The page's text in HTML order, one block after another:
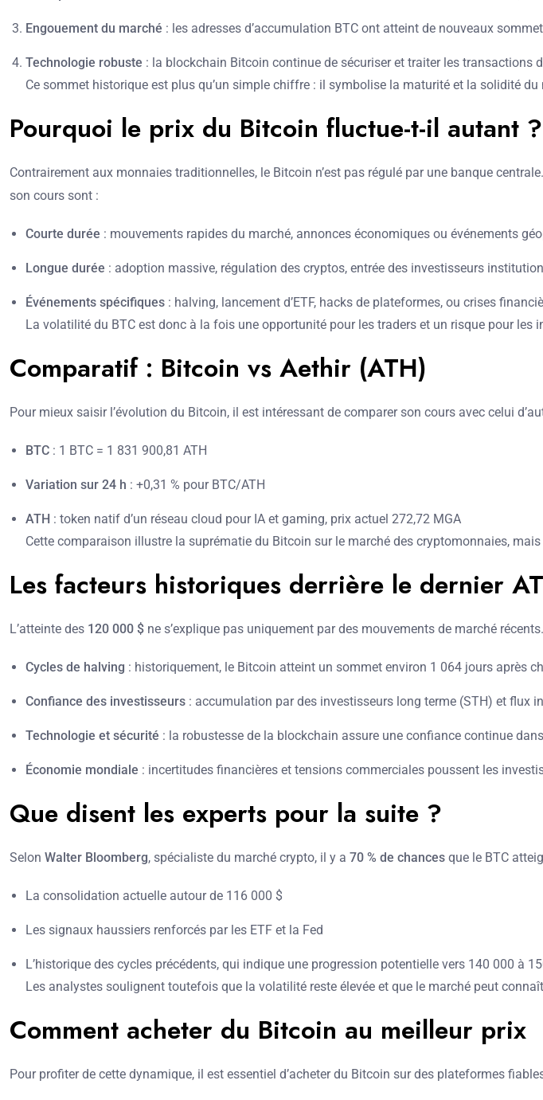
Engouement du marché : les adresses d’accumulation BTC ont atteint de nouveaux
Technologie robuste : la blockchain Bitcoin continue de sécuriser et traiter les transactions
Ce sommet historique est plus qu’un simple chiffre : il symbolise la maturité et la solidité
Pourquoi le prix du Bitcoin fluctue-t-il autant ?
Contrairement aux monnaies traditionnelles, le Bitcoin n’est pas régulé par une banque
son cours sont :
Courte durée : mouvements rapides du marché, annonces économiques ou événements
Longue durée : adoption massive, régulation des cryptos, entrée des investisseurs
Événements spécifiques : halving, lancement d’ETF, hacks de plateformes, ou crises
La volatilité du BTC est donc à la fois une opportunité pour les traders et un risque pour les
Comparatif : Bitcoin vs Aethir (ATH)
Pour mieux saisir l’évolution du Bitcoin, il est intéressant de comparer son cours avec celui
BTC : 1 BTC = 1 831 900,81 ATH
Variation sur 24 h : +0,31 % pour BTC/ATH
ATH : token natif d’un réseau cloud pour IA et gaming, prix actuel 272,72 MGA
Cette comparaison illustre la suprématie du Bitcoin sur le marché des cryptomonnaies,
Les facteurs historiques derrière le dernier
L’atteinte des 120 000 $ ne s’explique pas uniquement par des mouvements de marché
Cycles de halving : historiquement, le Bitcoin atteint un sommet environ 1 064 jours après
Confiance des investisseurs : accumulation par des investisseurs long terme (STH) et flux
Technologie et sécurité : la robustesse de la blockchain assure une confiance continue
Économie mondiale : incertitudes financières et tensions commerciales poussent les
Que disent les experts pour la suite ?
Selon Walter Bloomberg, spécialiste du marché crypto, il y a 70 % de chances que le BTC
La consolidation actuelle autour de 116 000 $
Les signaux haussiers renforcés par les ETF et la Fed
L’historique des cycles précédents, qui indique une progression potentielle vers 140 000 à
Les analystes soulignent toutefois que la volatilité reste élevée et que le marché peut
Comment acheter du Bitcoin au meilleur prix
Pour profiter de cette dynamique, il est essentiel d’acheter du Bitcoin sur des plateformes